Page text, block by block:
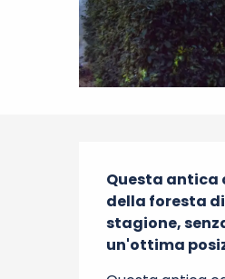
Questa antica
della foresta
stagione,
un'ottima